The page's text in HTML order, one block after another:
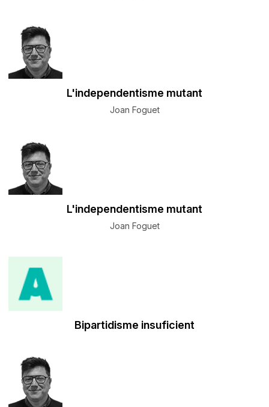
L'independentisme mutant
Joan Foguet
L'independentisme mutant
Joan Foguet
Bipartidisme insuficient